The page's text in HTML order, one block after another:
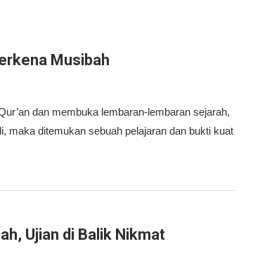
Musibah
dan membuka lembaran-lembaran sejarah,
maka ditemukan sebuah pelajaran dan bukti kuat
Ujian di Balik Nikmat